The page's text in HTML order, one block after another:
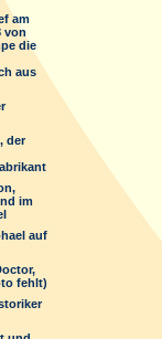
am
von
die
aus
der
im
auf
fehlt)